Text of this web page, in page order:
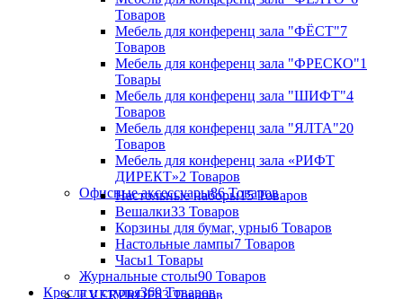
Товаров
Мебель для конференц зала "ФЁСТ"7
Товаров
Мебель для конференц зала "ФРЕСКО"1
Товары
Мебель для конференц зала "ШИФТ"4
Товаров
Мебель для конференц зала "ЯЛТА"20
Товаров
Мебель для конференц зала «РИФТ
ДИРЕКТ»2 Товаров
Офисные аксессуары86 Товаров
Настольные наборы15 Товаров
Вешалки33 Товаров
Корзины для бумаг, урны6 Товаров
Настольные лампы7 Товаров
Часы1 Товары
Журнальные столы90 Товаров
Кресла и стулья369 Товаров
EVERPROF63 Товаров